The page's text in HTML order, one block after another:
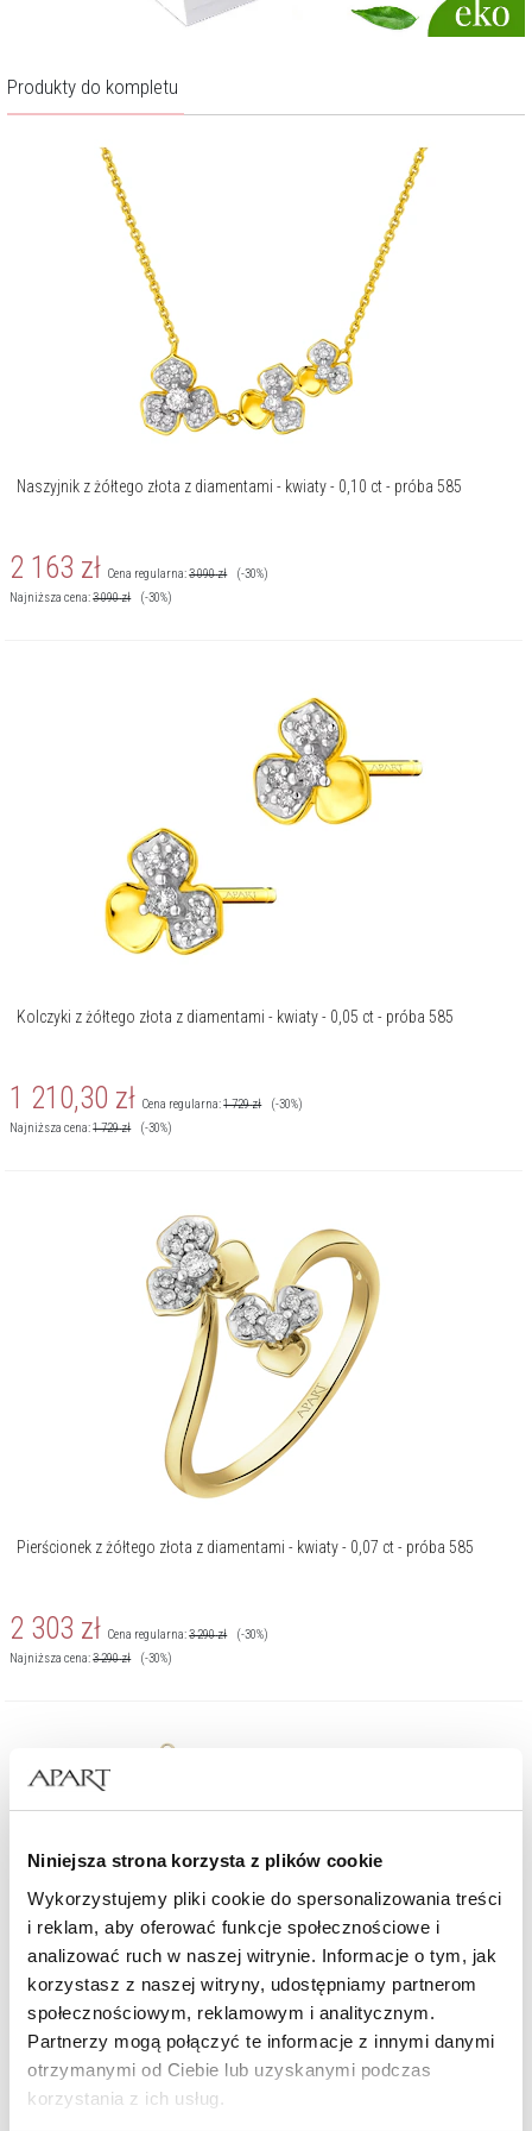
Niniejsza strona korzysta z plików cookie
Wykorzystujemy pliki cookie do spersonalizowania treści
i reklam, aby oferować funkcje społecznościowe i
analizować ruch w naszej witrynie. Informacje o tym, jak
korzystasz z naszej witryny, udostępniamy partnerom
społecznościowym, reklamowym i analitycznym.
Partnerzy mogą połączyć te informacje z innymi danymi
otrzymanymi od Ciebie lub uzyskanymi podczas
korzystania z ich usług.
Produkty do kompletu
Naszyjnik z żółtego złota z diamentami - kwiaty - 0,10 ct - próba 585
2 163 zł Cena regularna:3 090zł
(-30%)
Najniższa cena:3 090zł (-30%)
Kolczyki z żółtego złota z diamentami - kwiaty - 0,05 ct - próba 585
1 210,30 zł Cena regularna:1 729zł
(-30%)
Najniższa cena:1 729zł (-30%)
Pierścionek z żółtego złota z diamentami - kwiaty - 0,07 ct - próba 585
2 303 zł Cena regularna:3 290zł
(-30%)
Najniższa cena:3 290zł (-30%)
Bransoletka z żółtego złota z diamentami - kwiaty - 0,06 ct - próba 585